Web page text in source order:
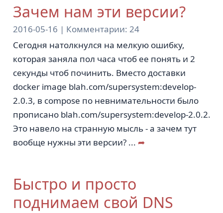
Зачем нам эти версии?
2016-05-16 | Комментарии: 24
Сегодня натолкнулся на мелкую ошибку,
которая заняла пол часа чтоб ее понять и 2
секунды чтоб починить. Вместо доставки
docker image blah.com/supersystem:develop-
2.0.3, в compose по невнимательности было
прописано blah.com/supersystem:develop-2.0.2.
Это навело на странную мысль - а зачем тут
вообще нужны эти версии? ... ➦
Быстро и просто
поднимаем свой DNS